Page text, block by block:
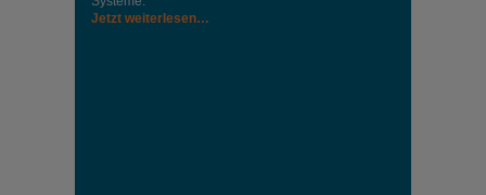
Jetzt weiterlesen…